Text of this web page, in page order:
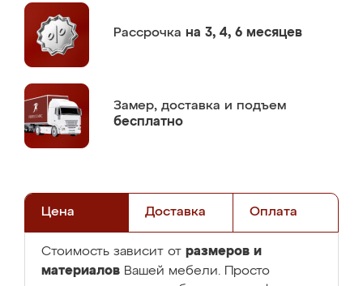
Рассрочка на 3, 4, 6 месяцев
Замер, доставка и подъем
бесплатно
Цена Доставка Оплата
Стоимость зависит от размеров и
материалов Вашей мебели. Просто